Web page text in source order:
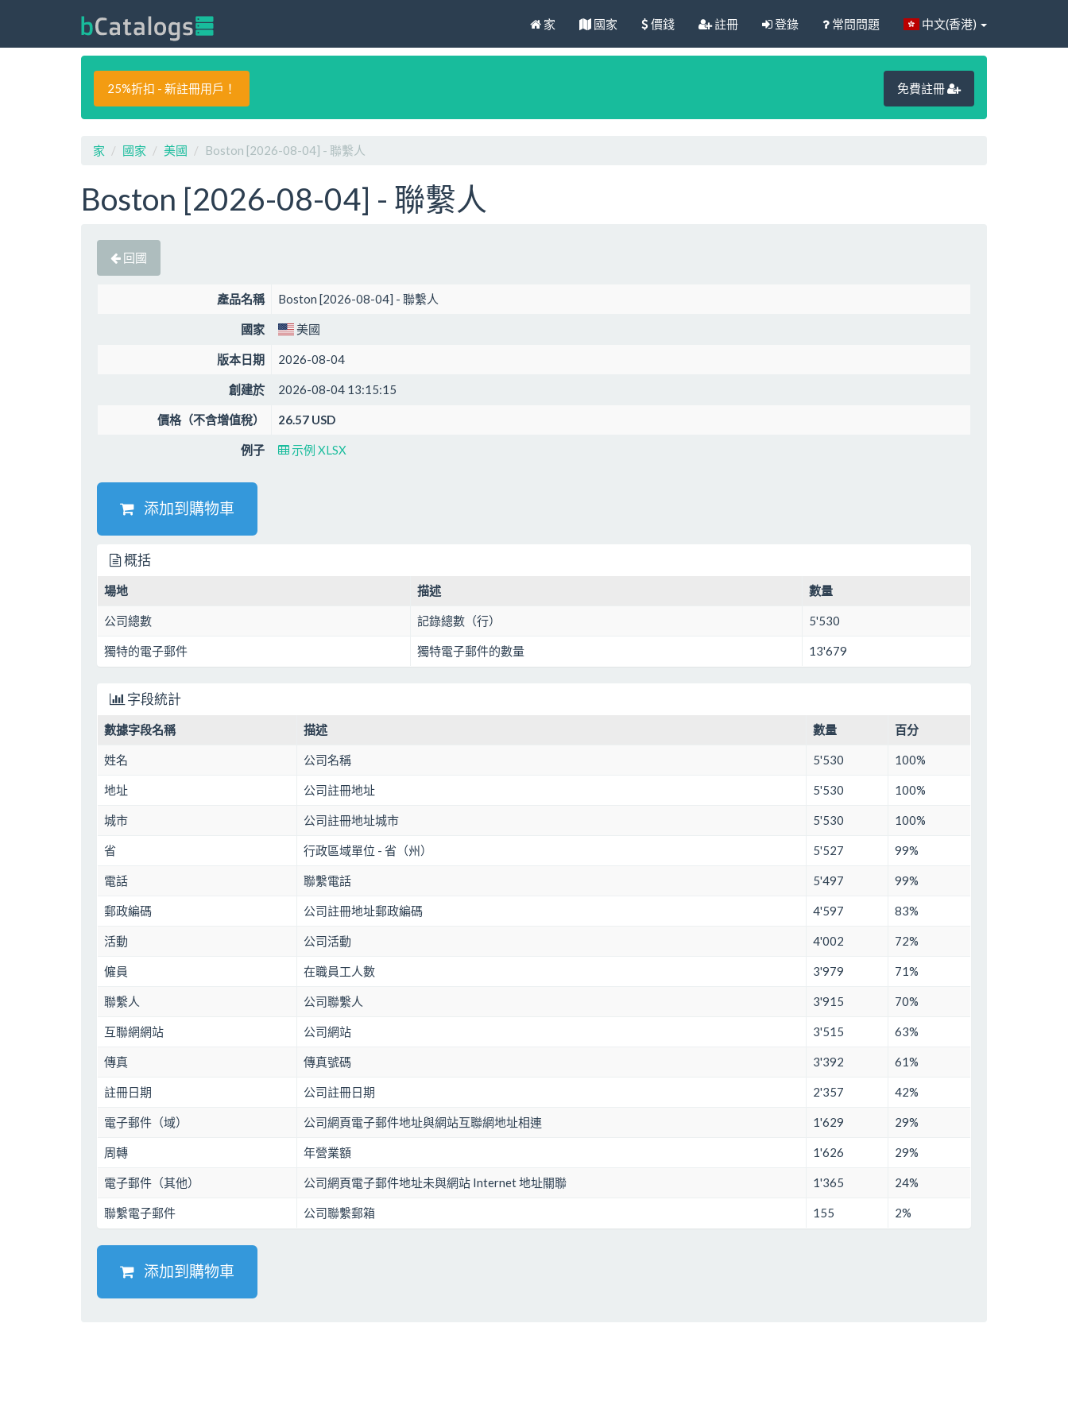
家 國家 價錢 註冊 登錄 常問問題 中文(香港)
25%折扣 - 新註冊用戶！ 免費註冊
家 國家 美國 Boston [2026-08-04] - 聯繫人
Boston [2026-08-04] - 聯繫人
回國
產品名稱 Boston [2026-08-04] - 聯繫人
國家 美國
版本日期 2026-08-04
創建於 2026-08-04 13:15:15
價格（不含增值稅） 26.57 USD
例子 示例 XLSX
添加到購物車
概括
場地 描述 數量
公司總數 記錄總數（行） 5'530
獨特的電子郵件 獨特電子郵件的數量 13'679
字段統計
數據字段名稱 描述 數量 百分
姓名 公司名稱 5'530 100%
地址 公司註冊地址 5'530 100%
城市 公司註冊地址城市 5'530 100%
省 行政區域單位 - 省（州） 5'527 99%
電話 聯繫電話 5'497 99%
郵政編碼 公司註冊地址郵政編碼 4'597 83%
活動 公司活動 4'002 72%
僱員 在職員工人數 3'979 71%
聯繫人 公司聯繫人 3'915 70%
互聯網網站 公司網站 3'515 63%
傳真 傳真號碼 3'392 61%
註冊日期 公司註冊日期 2'357 42%
電子郵件（域） 公司網頁電子郵件地址與網站互聯網地址相連 1'629 29%
周轉 年營業額 1'626 29%
電子郵件（其他） 公司網頁電子郵件地址未與網站 Internet 地址關聯 1'365 24%
聯繫電子郵件 公司聯繫郵箱 155 2%
添加到購物車